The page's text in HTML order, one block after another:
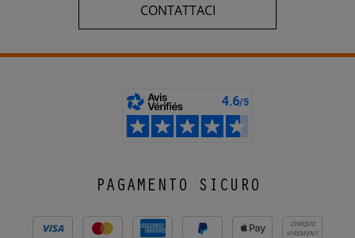
CONTATTACI
PAGAMENTO SICURO
CHÈQUE
VIREMENT